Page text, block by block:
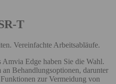
T
Vereinfachte Arbeitsabläufe.
Edge haben Sie die Wahl.
Behandlungsoptionen, darunter
zur Vermeidung von